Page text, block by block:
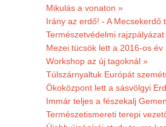
Mikulás a vonaton »
Irány az erdő! - A
Természetvédelmi
Mezei tücsök lett a 2016-os év
Workshop az új tagoknál »
Túlszárnyaltuk Európát
Ökoközpont lett a sásvölgyi
Immár teljes a fészekalj
Természetismereti terepi